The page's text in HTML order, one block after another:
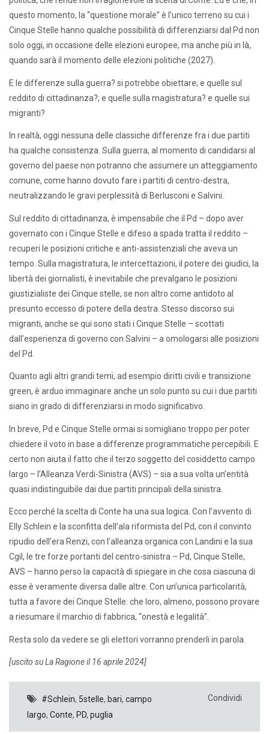
questo momento, la “questione morale” è l’unico terreno su cui i
Cinque Stelle hanno qualche possibilità di differenziarsi dal Pd non
solo oggi, in occasione delle elezioni europee, ma anche più in là,
quando sarà il momento delle elezioni politiche (2027).
E le differenze sulla guerra? si potrebbe obiettare; e quelle sul
reddito di cittadinanza?; e quelle sulla magistratura? e quelle sui
migranti?
In realtà, oggi nessuna delle classiche differenze fra i due partiti
ha qualche consistenza. Sulla guerra, al momento di candidarsi al
governo del paese non potranno che assumere un atteggiamento
comune, come hanno dovuto fare i partiti di centro-destra,
neutralizzando le gravi perplessità di Berlusconi e Salvini.
Sul reddito di cittadinanza, è impensabile che il Pd – dopo aver
governato con i Cinque Stelle e difeso a spada tratta il reddito –
recuperi le posizioni critiche e anti-assistenziali che aveva un
tempo. Sulla magistratura, le intercettazioni, il potere dei giudici, la
libertà dei giornalisti, è inevitabile che prevalgano le posizioni
giustizialiste dei Cinque stelle, se non altro come antidoto al
presunto eccesso di potere della destra. Stesso discorso sui
migranti, anche se qui sono stati i Cinque Stelle – scottati
dall’esperienza di governo con Salvini – a omologarsi alle posizioni
del Pd.
Quanto agli altri grandi temi, ad esempio diritti civili e transizione
green, è arduo immaginare anche un solo punto su cui i due partiti
siano in grado di differenziarsi in modo significativo.
In breve, Pd e Cinque Stelle ormai si somigliano troppo per poter
chiedere il voto in base a differenze programmatiche percepibili. E
certo non aiuta il fatto che il terzo soggetto del cosiddetto campo
largo – l’Alleanza Verdi-Sinistra (AVS) – sia a sua volta un’entità
quasi indistinguibile dai due partiti principali della sinistra.
Ecco perché la scelta di Conte ha una sua logica. Con l’avvento di
Elly Schlein e la sconfitta dell’ala riformista del Pd, con il convinto
ripudio dell’era Renzi, con l’alleanza organica con Landini e la sua
Cgil, le tre forze portanti del centro-sinistra – Pd, Cinque Stelle,
AVS – hanno perso la capacità di spiegare in che cosa ciascuna di
esse è veramente diversa dalle altre. Con un’unica particolarità,
tutta a favore dei Cinque Stelle: che loro, almeno, possono provare
a riesumare il marchio di fabbrica, “onestà e legalità”.
Resta solo da vedere se gli elettori vorranno prenderli in parola.
[uscito su La Ragione il 16 aprile 2024]
#Schlein, 5stelle, bari, campo
largo, Conte, PD, puglia
Condividi